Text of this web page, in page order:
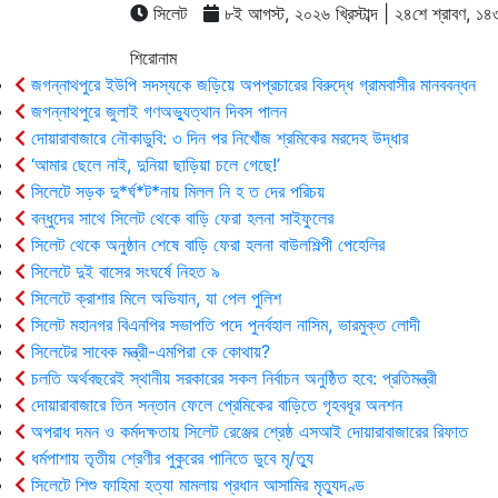
সিলেট
৮ই আগস্ট, ২০২৬ খ্রিস্টাব্দ | ২৪শে শ্রাবণ,
শিরোনাম
জগন্নাথপুরে ইউপি সদস্যকে জড়িয়ে অপপ্রচারের বিরুদ্ধে গ্রামবাসীর মানববন্ধন
জগন্নাথপুরে জুলাই গণঅভ্যুত্থান দিবস পালন
দোয়ারাবাজারে নৌকাডুবি: ৩ দিন পর নিখোঁজ শ্রমিকের মরদেহ উদ্ধার
‘আমার ছেলে নাই, দুনিয়া ছাড়িয়া চলে গেছে!’
সিলেটে সড়ক দু*র্ঘ*ট*নায় মিলল নি হ ত দের পরিচয়
বন্ধুদের সাথে সিলেট থেকে বাড়ি ফেরা হলনা সাইফুলের
সিলেট থেকে অনুষ্ঠান শেষে বাড়ি ফেরা হলনা বাউলশিল্পী পেহেলির
সিলেটে দুই বাসের সংঘর্ষে নিহত ৯
সিলেটে ক্রাশার মিলে অভিযান, যা পেল পুলিশ
সিলেট মহানগর বিএনপির সভাপতি পদে পুনর্বহাল নাসিম, ভারমুক্ত লোদী
সিলেটের সাবেক মন্ত্রী-এমপিরা কে কোথায়?
চলতি অর্থবছরেই স্থানীয় সরকারের সকল নির্বাচন অনুষ্ঠিত হবে: প্রতিমন্ত্রী
দোয়ারাবাজারে তিন সন্তান ফেলে প্রেমিকের বাড়িতে গৃহবধূর অনশন
অপরাধ দমন ও কর্মদক্ষতায় সিলেট রেঞ্জের শ্রেষ্ঠ এসআই দোয়ারাবাজারের রিফাত
ধর্মপাশায় তৃতীয় শ্রেণীর পুকুরের পানিতে ডুবে মৃ/ত্যু
সিলেটে শিশু ফাহিমা হত্যা মামলায় প্রধান আসামির মৃত্যুদণ্ড